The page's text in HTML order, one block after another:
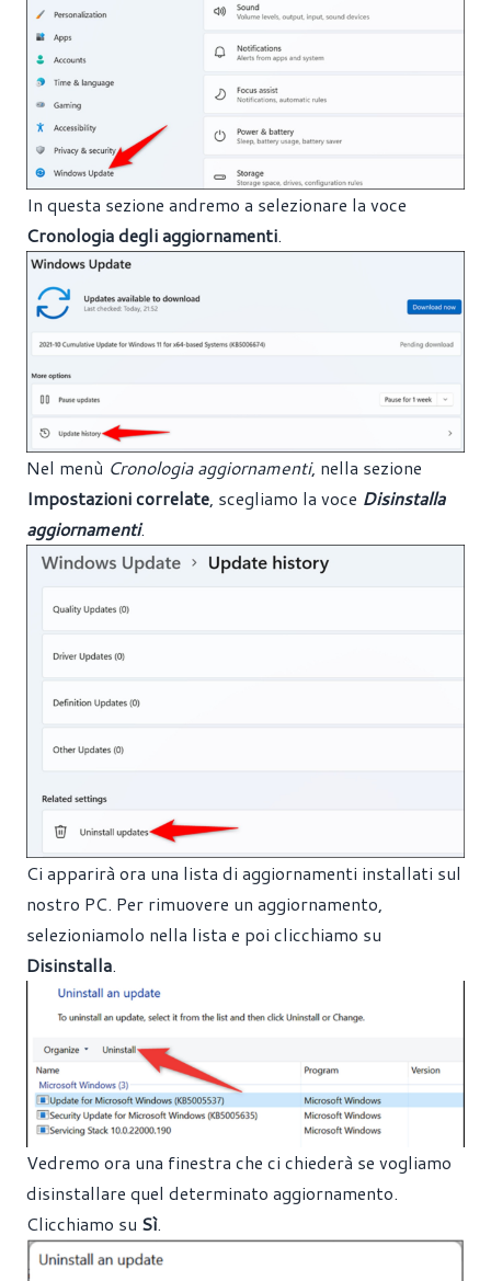
In questa sezione andremo a selezionare la voce
Cronologia degli aggiornamenti.
Nel menù Cronologia aggiornamenti, nella sezione
Impostazioni correlate , scegliamo la voce Disinstalla
aggiornamenti.
Ci apparirà ora una lista di aggiornamenti installati sul
nostro PC. Per rimuovere un aggiornamento,
selezioniamolo nella lista e poi clicchiamo su
Disinstalla.
Vedremo ora una finestra che ci chiederà se vogliamo
disinstallare quel determinato aggiornamento.
Clicchiamo su Sì.